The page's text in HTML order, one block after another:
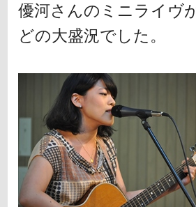
優河さんのミニライヴ
どの大盛況でした。